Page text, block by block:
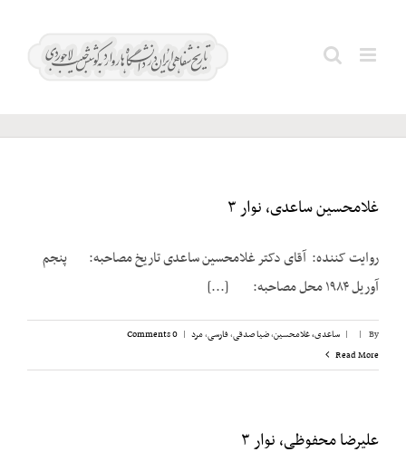
نگهدار؛
غلامحسین ساعدی، نوار ۳
روایت کننده: آقای دکتر غلامحسین ساعدی تاریخ مصاحبه: پنجم
آوریل ۱۹۸۴ محل مصاحبه: [...]
By
|
| ساعدی، غلامحسین,ضیا صدقی,فارسی,مرد |
0 Comments
Read More
علیرضا محفوظی، نوار ۳